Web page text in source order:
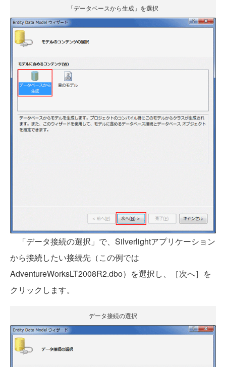
「データベースから生成」を選択
「データ接続の選択」で、Silverlightアプリケーション
から接続したい接続先（この例では
AdventureWorksLT2008R2.dbo）を選択し、［次へ］を
クリックします。
データ接続の選択